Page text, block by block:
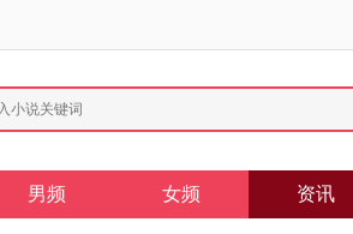
男频 女频 资讯